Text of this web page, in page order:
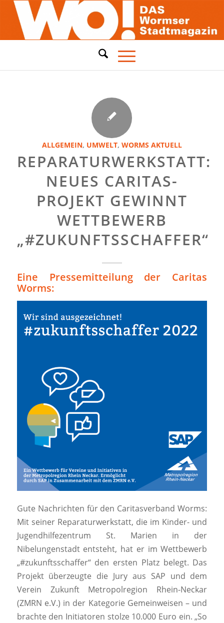
ALLGEMEIN, UMWELT, WORMS AKTUELL
REPARATURWERKSTATT:
NEUES CARITAS-
PROJEKT GEWINNT
WETTBEWERB
„#ZUKUNFTSSCHAFFER“
Eine Pressemitteilung der Caritas
Worms:
Gute Nachrichten für den Caritasverband Worms:
Mit seiner Reparaturwerkstatt, die im Kinder- und
Jugendhilfezentrum St. Marien in der
Nibelungenstadt entsteht, hat er im Wettbewerb
„#zukunftsschaffer“ den ersten Platz belegt. Das
Projekt überzeugte die Jury aus SAP und dem
Verein Zukunft Metropolregion Rhein-Neckar
(ZMRN e.V.) in der Kategorie Gemeinweisen – und
brachte den Initiatoren stolze 10.000 Euro ein. „So